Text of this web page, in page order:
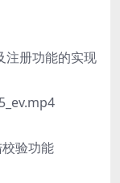
册功能的实现
验功能